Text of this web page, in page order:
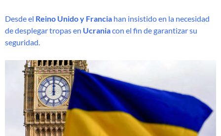
Desde el Reino Unido y Francia han insistido en la necesidad
de desplegar tropas en Ucraniacon el fin de garantizar su
seguridad.